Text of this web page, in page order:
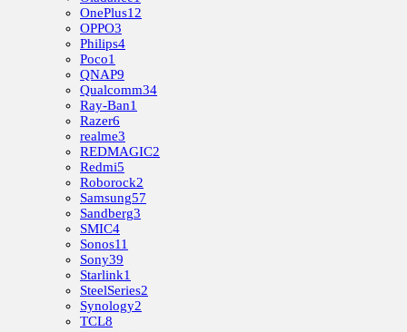
OnePlus12
OPPO3
Philips4
Poco1
QNAP9
Qualcomm34
Ray-Ban1
Razer6
realme3
REDMAGIC2
Redmi5
Roborock2
Samsung57
Sandberg3
SMIC4
Sonos11
Sony39
Starlink1
SteelSeries2
Synology2
TCL8